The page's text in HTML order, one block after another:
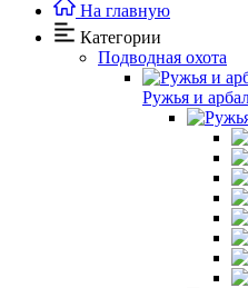
На главную
Категории
Подводная охота
Ружья и